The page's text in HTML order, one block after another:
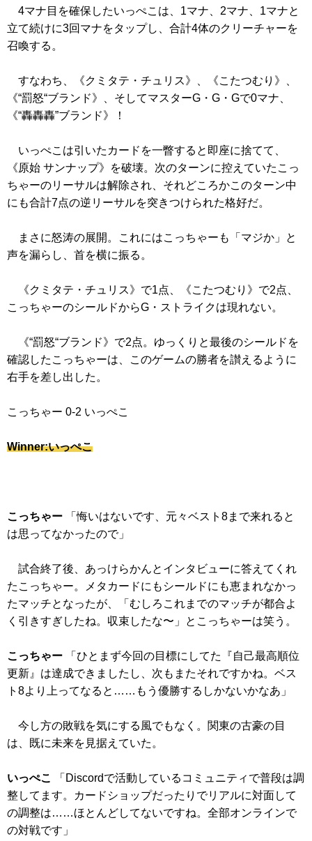
4マナ目を確保したいっぺこは、1マナ、2マナ、1マナと
立て続けに3回マナをタップし、合計4体のクリーチャーを
召喚する。
すなわち、 《クミタテ・チュリス》 《こたつむり》
《“罰怒“ブランド》
、そしてマスターG・G・Gで0マナ、
《“轟轟轟”ブランド》
！
いっぺこは引いたカードを一瞥すると即座に捨てて、
《原始 サンナップ》
を破壊。次のターンに控えていたこっ
ちゃーのリーサルは解除され、それどころかこのターン中
にも合計7点の逆リーサルを突きつけられた格好だ。
まさに怒涛の展開。これにはこっちゃーも「マジか」と
声を漏らし、首を横に振る。
《クミタテ・チュリス》 で1点、 《こたつむり》 で2点、
こっちゃーのシールドからG・ストライクは現れない。
《“罰怒“ブランド》 で2点。ゆっくりと最後のシールドを
確認したこっちゃーは、このゲームの勝者を讃えるように
右手を差し出した。
こっちゃー 0-2 いっぺこ
Winner:いっぺこ
こっちゃー 「悔いはないです、元々ベスト8まで来れると
は思ってなかったので」
試合終了後、あっけらかんとインタビューに答えてくれ
たこっちゃー。メタカードにもシールドにも恵まれなかっ
たマッチとなったが、「むしろこれまでのマッチが都合よ
く引きすぎしたね。収束したな〜」とこっちゃーは笑う。
こっちゃー 「ひとまず今回の目標にしてた『自己最高順位
更新』は達成できましたし、次もまたそれですかね。ベス
ト8より上ってなると……もう優勝するしかないかなあ」
今し方の敗戦を気にする風でもなく。関東の古豪の目
は、既に未来を見据えていた。
いっぺこ
「Discordで活動しているコミュニティで普段は調
整してます。カードショップだったりでリアルに対面して
の調整は……ほとんどしてないですね。全部オンラインで
の対戦です」